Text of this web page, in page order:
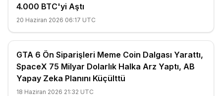
4.000 BTC'yi Aştı
20 Haziran 2026 06:17 UTC
GTA 6 Ön Siparişleri Meme Coin Dalgası Yarattı,
SpaceX 75 Milyar Dolarlık Halka Arz Yaptı, AB
Yapay Zeka Planını Küçülttü
18 Haziran 2026 21:32 UTC